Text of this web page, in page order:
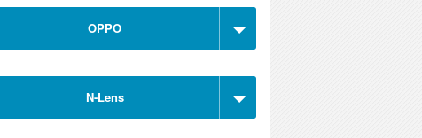
OPPO
N-Lens